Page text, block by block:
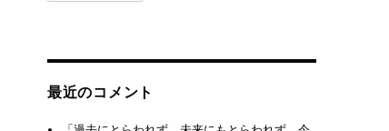
最近のコメント